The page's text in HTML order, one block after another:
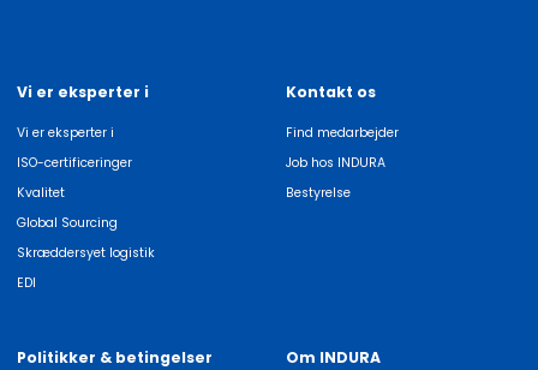
Vi er eksperter i
Vi er eksperter i
ISO-certificeringer
Kvalitet
Global Sourcing
Skræddersyet logistik
EDI
Kontakt os
Find medarbejder
Job hos INDURA
Bestyrelse
Politikker & betingelser Om INDURA